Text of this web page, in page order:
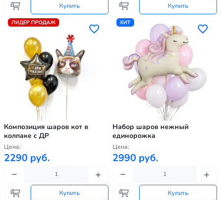
Купить Купить
ЛИДЕР ПРОДАЖ
Композиция шаров кот в
колпаке с ДР
Цена:
2290 руб.
Купить
ХИТ
Набор шаров нежный
единорожка
Цена:
2990 руб.
Купить